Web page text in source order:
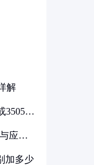
解
3505代
应用
加多少